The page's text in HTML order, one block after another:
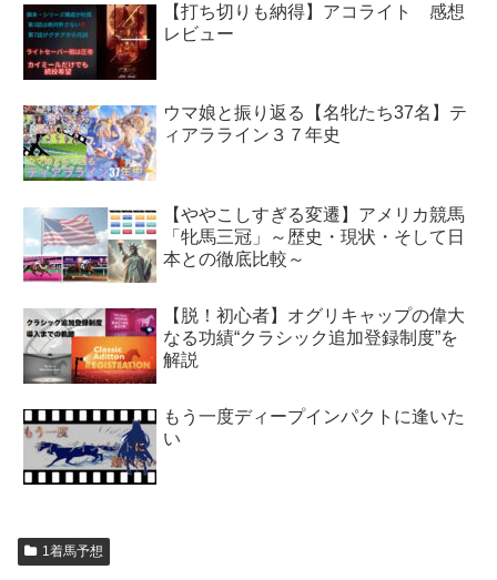
【打ち切りも納得】アコライト 感想
レビュー
ウマ娘と振り返る【名牝たち37名】テ
ィアラライン３７年史
【ややこしすぎる変遷】アメリカ競馬
「牝馬三冠」～歴史・現状・そして日
本との徹底比較～
【脱！初心者】オグリキャップの偉大
なる功績“クラシック追加登録制度”を
解説
もう一度ディープインパクトに逢いた
い
1着馬予想